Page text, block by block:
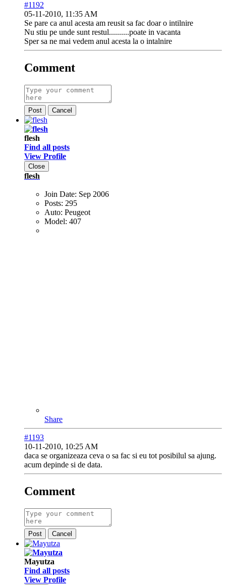
#1192
05-11-2010, 11:35 AM
Se pare ca anul acesta am reusit sa fac doar o intilnire
Nu stiu pe unde sunt restul..........poate in vacanta
Sper sa ne mai vedem anul acesta la o intalnire
Comment
Post Cancel
flesh
Find all posts
View Profile
Close
flesh
Join Date: Sep 2006
Posts: 295
Auto: Peugeot
Model: 407
Share
#1193
10-11-2010, 10:25 AM
daca se organizeaza ceva o sa fac si eu tot posibilul sa ajung.
acum depinde si de data.
Comment
Post Cancel
Mayutza
Find all posts
View Profile